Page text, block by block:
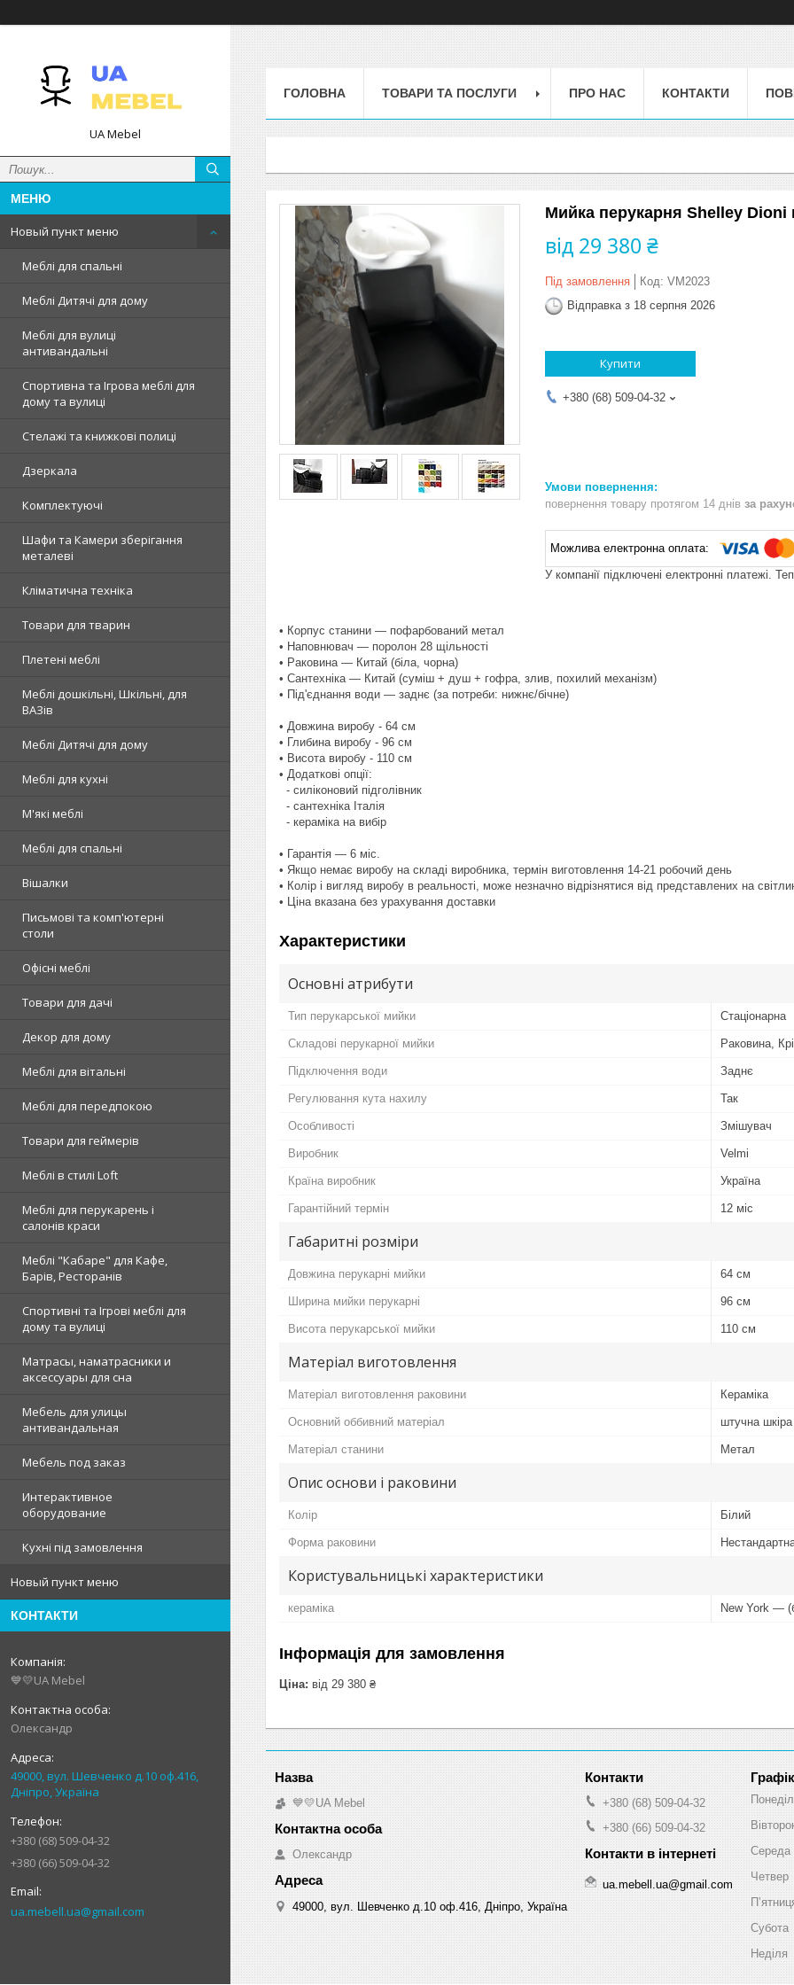
UA Mebel
Новый пункт меню
Меблі для спальні
Меблі Дитячі для дому
Меблі для вулиці
антивандальні
Спортивна та Ігрова меблі для
дому та вулиці
Стелажі та книжкові полиці
Дзеркала
Комплектуючі
Шафи та Камери зберігання
металеві
Кліматична техніка
Товари для тварин
Плетені меблі
Меблі дошкільні, Шкільні, для
ВАЗів
Меблі Дитячі для дому
Меблі для кухні
М'які меблі
Меблі для спальні
Вішалки
Письмові та комп'ютерні
столи
Офісні меблі
Товари для дачі
Декор для дому
Меблі для вітальні
Меблі для передпокою
Товари для геймерів
Меблі в стилі Loft
Меблі для перукарень і
салонів краси
Меблі "Кабаре" для Кафе,
Барів, Ресторанів
Спортивні та Ігрові меблі для
дому та вулиці
Матрасы, наматрасники и
аксессуары для сна
Мебель для улицы
антивандальная
Мебель под заказ
Интерактивное
оборудование
Кухні під замовлення
Новый пункт меню
КОНТАКТИ
💙💛UA Mebel
Олександр
49000, вул. Шевченко д.10 оф.416,
Дніпро, Україна
+380 (68) 509-04-32
+380 (66) 509-04-32
ua.mebell.ua@gmail.com
ГОЛОВНА ТОВАРИ ТА ПОСЛУГИ ПРО НАС КОНТАКТИ
Мийка перукарня Shelley Dioni
від 29 380 ₴
Під замовлення Код: VM2023
Відправка з 18 серпня 2026
Купити
+380 (68) 509-04-32
повернення товару протягом 14 днів за
У компанії підключені електронні платежі.
• Корпус станини — пофарбований метал
• Наповнювач — поролон 28 щільності
• Раковина — Китай (біла, чорна)
• Сантехніка — Китай (суміш + душ + гофра, злив, похилий механізм)
• Під'єднання води — заднє (за потреби: нижнє/бічне)
• Довжина виробу - 64 см
• Глибина виробу - 96 см
• Висота виробу - 110 см
• Додаткові опції:
- силіконовий підголівник
- сантехніка Італія
- кераміка на вибір
• Гарантія — 6 міс.
• Якщо немає виробу на складі виробника, термін виготовлення 14-21 робочий день
• Колір і вигляд виробу в реальності, може незначно відрізнятися від представлених на
• Ціна вказана без урахування доставки
Характеристики
Основні атрибути
Тип перукарської мийки Стаціонарна
Складові перукарної мийки Раковина,
Підключення води Заднє
Регулювання кута нахилу Так
Особливості Змішувач
Виробник Velmi
Країна виробник Україна
Гарантійний термін 12 міс
Габаритні розміри
Довжина перукарні мийки 64 см
Ширина мийки перукарні 96 см
Висота перукарської мийки 110 см
Матеріал виготовлення
Матеріал виготовлення раковини Кераміка
Основний оббивний матеріал штучна шкіра
Матеріал станини Метал
Опис основи і раковини
Колір Білий
Форма раковини
Користувальницькі характеристики
кераміка New York —
Інформація для замовлення
Ціна: від 29 380 ₴
💙💛UA Mebel
Олександр
49000, вул. Шевченко д.10 оф.416, Дніпро, Україна
+380 (68) 509-04-32
+380 (66) 509-04-32
ua.mebell.ua@gmail.com
Середа
Четвер
Субота
Неділя